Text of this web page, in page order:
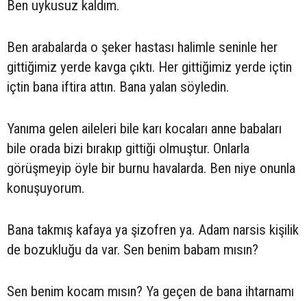
Ben uykusuz kaldım.
Ben arabalarda o şeker hastası halimle seninle her
gittiğimiz yerde kavga çıktı. Her gittiğimiz yerde içtin
içtin bana iftira attın. Bana yalan söyledin.
Yanıma gelen aileleri bile karı kocaları anne babaları
bile orada bizi bırakıp gittiği olmuştur. Onlarla
görüşmeyip öyle bir burnu havalarda. Ben niye onunla
konuşuyorum.
Bana takmış kafaya ya şizofren ya. Adam narsis kişilik
de bozukluğu da var. Sen benim babam mısın?
Sen benim kocam mısın? Ya geçen de bana ihtarnamı